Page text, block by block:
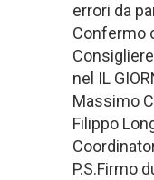
errori da
Confermo
nel IL
Massimo
Filippo
P.S.Firmo